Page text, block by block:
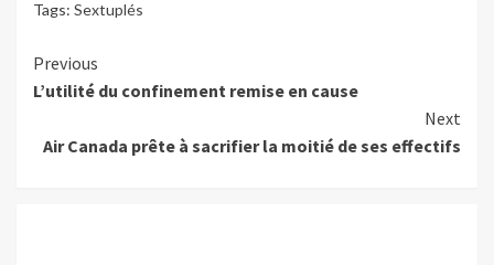
Tags: Sextuplés
Continue
Reading
Previous
L’utilité du confinement remise en cause
Next
Air Canada prête à sacrifier la moitié de ses effectifs